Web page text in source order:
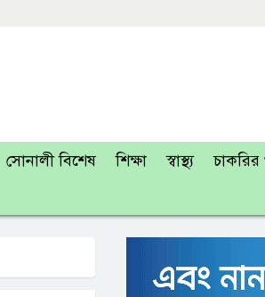
সোনালী বিশেষ শিক্ষা স্বাস্থ্য